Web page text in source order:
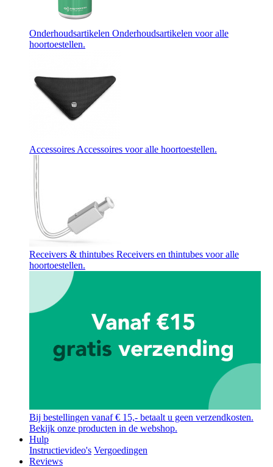
Onderhoudsartikelen Onderhoudsartikelen voor alle
hoortoestellen.
AccessoiresAccessoires voor alle hoortoestellen.
Receivers & thintubes Receivers en thintubes voor alle
hoortoestellen.
Bij bestellingen vanaf € 15,- betaalt u geen verzendkosten.
Bekijk onze producten in de webshop.
Hulp
Instructievideo's Vergoedingen
Reviews